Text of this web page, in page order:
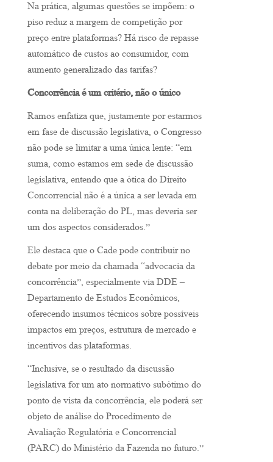
Na prática, algumas questões se impõem: o
piso reduz a margem de competição por
preço entre plataformas? Há risco de repasse
automático de custos ao consumidor, com
aumento generalizado das tarifas?
Concorrência é um critério, não o único
Ramos enfatiza que, justamente por estarmos
em fase de discussão legislativa, o Congresso
não pode se limitar a uma única lente: “em
suma, como estamos em sede de discussão
legislativa, entendo que a ótica do Direito
Concorrencial não é a única a ser levada em
conta na deliberação do PL, mas deveria ser
um dos aspectos considerados.”
Ele destaca que o Cade pode contribuir no
debate por meio da chamada “advocacia da
concorrência”, especialmente via DDE –
Departamento de Estudos Econômicos,
oferecendo insumos técnicos sobre possíveis
impactos em preços, estrutura de mercado e
incentivos das plataformas.
“Inclusive, se o resultado da discussão
legislativa for um ato normativo subótimo do
ponto de vista da concorrência, ele poderá ser
objeto de análise do Procedimento de
Avaliação Regulatória e Concorrencial
(PARC) do Ministério da Fazenda no futuro.”